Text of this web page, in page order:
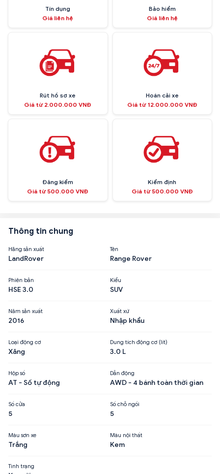
Tín dụng
Giá liên hệ
Bảo hiểm
Giá liên hệ
Rút hồ sơ xe
Giá từ 2.000.000 VNĐ
Hoán cải xe
Giá từ 12.000.000 VNĐ
Đăng kiểm
Giá từ 500.000 VNĐ
Kiểm định
Giá từ 500.000 VNĐ
Thông tin chung
Hãng sản xuất
LandRover
Tên
Range Rover
Phiên bản
HSE 3.0
Kiểu
SUV
Năm sản xuất
2016
Xuất xứ
Nhập khẩu
Loại động cơ
Xăng
Dung tích động cơ (lít)
3.0 L
Hộp số
AT - Số tự động
Dẫn động
AWD - 4 bánh toàn thời gian
Số cửa
5
Số chỗ ngồi
5
Màu sơn xe
Trắng
Màu nội thất
Kem
Tình trạng